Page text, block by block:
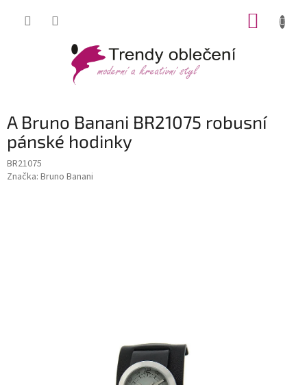
A Bruno Banani BR21075 robusní
pánské hodinky
BR21075
Značka: Bruno Banani